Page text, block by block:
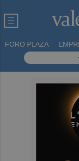
FORO PLAZA